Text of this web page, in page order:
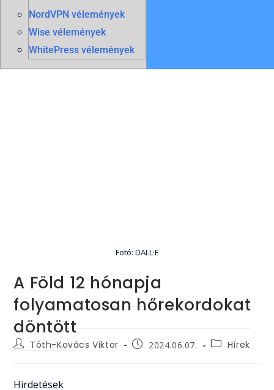
NordVPN vélemények
Wise vélemények
WhitePress vélemények
Fotó: DALL·E
A Föld 12 hónapja
folyamatosan hőrekordokat
döntött
PostTóth-Kovács Viktor
Post2024.06.07.
PostHírek
Hirdetések